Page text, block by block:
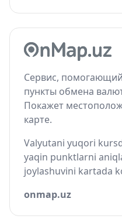
Сервис,
пункты обмена
Покажет
карте.
Valyutani yuqori
yaqin punktlarni
joylashuvini kartada
onmap.uz